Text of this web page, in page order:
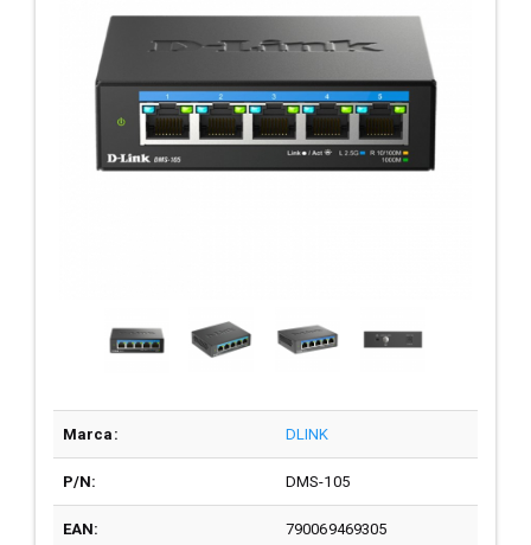
Marca: DLINK
P/N: DMS-105
EAN: 790069469305